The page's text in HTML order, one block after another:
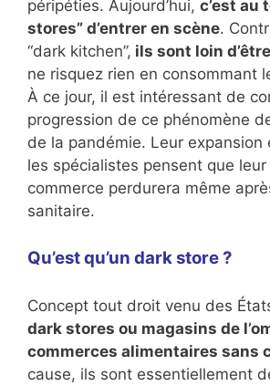
péripéties. Aujourd’hui, c’est au
stores” d’entrer en scène.
“dark kitchen”, ils sont loin
ne risquez rien en consommant
À ce jour, il est intéressant de
progression de ce phénomène
de la pandémie. Leur expansion
les spécialistes pensent que
commerce perdurera même
sanitaire.
Qu’est qu’un dark store ?
Concept tout droit venu des
dark stores ou magasins de
commerces alimentaires sans
cause, ils sont essentiellement